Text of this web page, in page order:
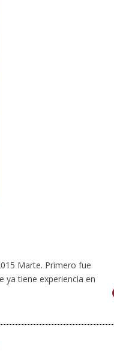
Marte. Primero fue
ya tiene experiencia en